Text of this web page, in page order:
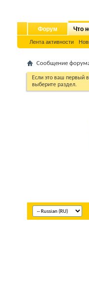
Форум Что
Лента активности
Сообщение
Если это ваш первый
выберите раздел.